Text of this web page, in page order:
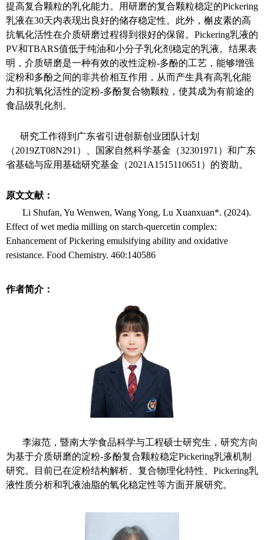
提高复合颗粒的乳化能力。用研磨的复合颗粒稳定的Pickering
乳液在30天内表现出良好的储存稳定性。此外，槲皮素的高
抗氧化活性在介质研磨过程得到很好的保留。 Pickering乳液的
PV和TBARS值低于纯油和小分子乳化剂稳定的乳液。结果表
明，介质研磨是一种有效的改性淀粉-多酚的工艺，能够增强
淀粉和多酚之间的非共价相互作用，从而产生具有高乳化能
力和抗氧化活性的淀粉-多酚复合物颗粒，使其成为有前途的
食品级乳化剂。
研究工作得到广东省引进创新创业团队计划
（2019ZT08N291 ）、国家自然科学基金（32301971 ）和广东
省基础与应用基础研究基金（2021A1515110651 ）的资助。
原文文献：
Li Shufan, Yu Wenwen, Wang Yong, Lu Xuanxuan*. (2024).
Effect of wet media milling on starch-quercetin complex:
Enhancement of Pickering emulsifying ability and oxidative
resistance. Food Chemistry. 460:140586
作者简介：
李淑范，暨南大学食品科学与工程硕士研究生，研究方向
为基于介质研磨的淀粉-多酚复合颗粒稳定Pickering乳液机制
研究。目前已在淀粉结构解析、复合物理化特性、 Pickering乳
液性质分析和乳液油脂的氧化稳定性等方面开展研究。